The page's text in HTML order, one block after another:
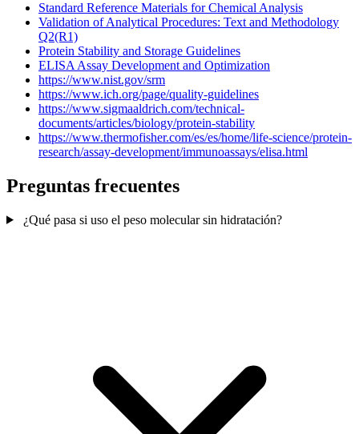
Standard Reference Materials for Chemical Analysis
Validation of Analytical Procedures: Text and Methodology
Q2(R1)
Protein Stability and Storage Guidelines
ELISA Assay Development and Optimization
https://www.nist.gov/srm
https://www.ich.org/page/quality-guidelines
https://www.sigmaaldrich.com/technical-
documents/articles/biology/protein-stability
https://www.thermofisher.com/es/es/home/life-science/protein-
research/assay-development/immunoassays/elisa.html
Preguntas frecuentes
¿Qué pasa si uso el peso molecular sin hidratación?